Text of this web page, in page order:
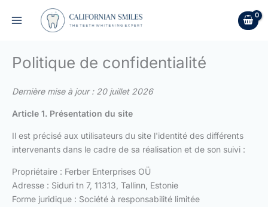
Politique de confidentialité
Dernière mise à jour : 20 juillet 2026
Article 1. Présentation du site
Il est précisé aux utilisateurs du site l'identité des différents
intervenants dans le cadre de sa réalisation et de son suivi :
Propriétaire : Ferber Enterprises OÜ
Adresse : Siduri tn 7, 11313, Tallinn, Estonie
Forme juridique : Société à responsabilité limitée